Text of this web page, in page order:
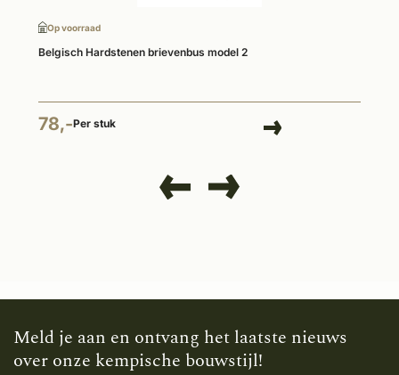
Op voorraad
Belgisch Hardstenen brievenbus model 2
78,-Per stuk
Meld je aan en ontvang het laatste nieuws
over onze kempische bouwstijl!